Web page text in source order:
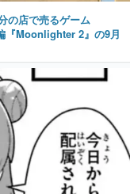
の店で売るゲーム
『Moonlighter 2』の9月